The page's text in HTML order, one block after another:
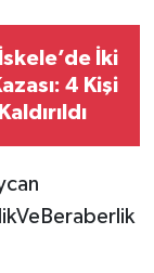
İki
4 Kişi